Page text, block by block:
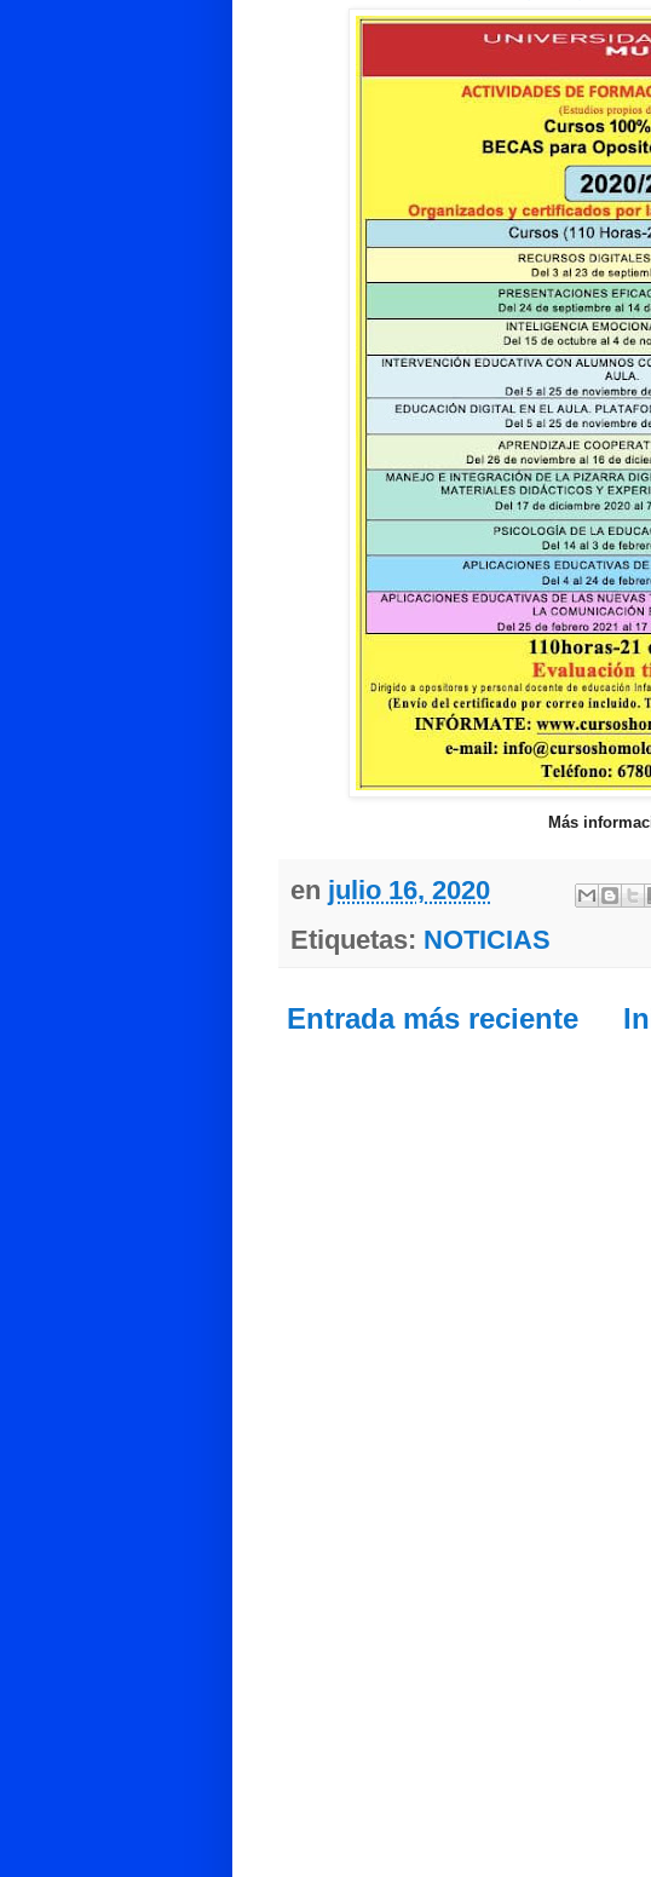
Más
en julio 16, 2020
Etiquetas: NOTICIAS
Entrada más reciente